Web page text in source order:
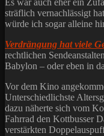
Es war auch eher ein
sträflich vernachlässigt
würde ich sogar alleine
Verdrängung hat viele
rechtlichen
Babylon – oder eben in
Vor dem Kino
Unterschiedlichste
dazu näherte sich vom
Fahrrad den Kottbusser
verstärkten